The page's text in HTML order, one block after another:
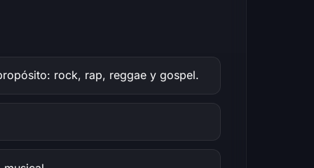
rock, rap, reggae y gospel.